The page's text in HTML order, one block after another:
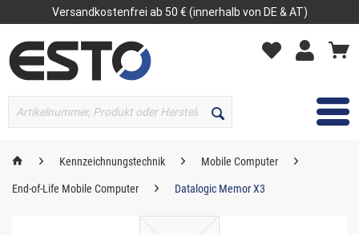
Versandkostenfrei ab 50 € (innerhalb von DE & AT)
MENÜ
Kennzeichnungstechnik Mobile Computer
End-of-Life Mobile Computer Datalogic Memor X3